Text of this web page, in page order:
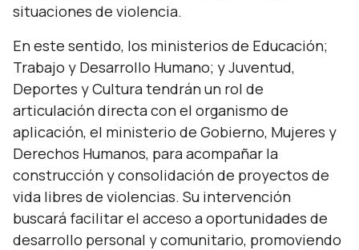
situaciones de violencia.
En este sentido, los ministerios de Educación;
Trabajo y Desarrollo Humano; y Juventud,
Deportes y Cultura tendrán un rol de
articulación directa con el organismo de
aplicación, el ministerio de Gobierno, Mujeres y
Derechos Humanos, para acompañar la
construcción y consolidación de proyectos de
vida libres de violencias. Su intervención
buscará facilitar el acceso a oportunidades de
desarrollo personal y comunitario, promoviendo